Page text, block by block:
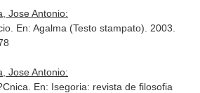
Jose Antonio:
En: Agalma (Testo stampato) . 2003.
Jose Antonio:
En: Isegoria: revista de filosofia